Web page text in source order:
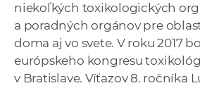
niekoľkých toxikologických
a poradných orgánov pre
doma aj vo svete. V roku 2017
európskeho kongresu
v Bratislave. Víťazov 8. ročníka